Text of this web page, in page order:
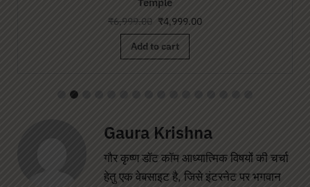
Gaura Krishna
गौर कृष्ण डॉट कॉम आध्यात्मिक विषयों की चर्चा
हेतु एक वेबसाइट है, जिसे इंटरनेट पर भगवान